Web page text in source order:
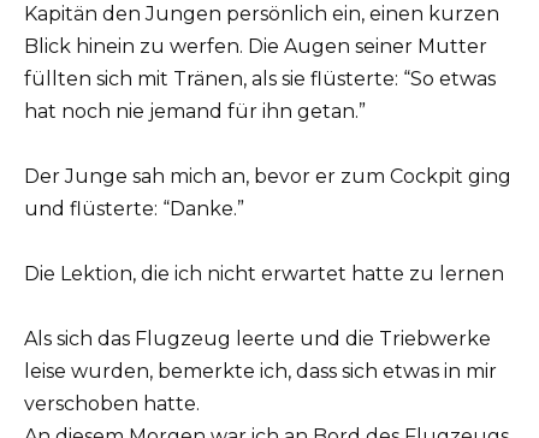
Kapitän den Jungen persönlich ein, einen kurzen
Blick hinein zu werfen. Die Augen seiner Mutter
füllten sich mit Tränen, als sie flüsterte: “So etwas
hat noch nie jemand für ihn getan.”
Der Junge sah mich an, bevor er zum Cockpit ging
und flüsterte: “Danke.”
Die Lektion, die ich nicht erwartet hatte zu lernen
Als sich das Flugzeug leerte und die Triebwerke
leise wurden, bemerkte ich, dass sich etwas in mir
verschoben hatte.